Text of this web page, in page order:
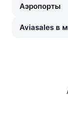
Аэропорты
Aviasales в